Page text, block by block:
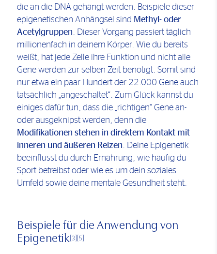
die an die DNA gehängt werden. Beispiele dieser
epigenetischen Anhängsel sind Methyl- oder
Acetylgruppen . Dieser Vorgang passiert täglich
millionenfach in deinem Körper. Wie du bereits
weißt, hat jede Zelle ihre Funktion und nicht alle
Gene werden zur selben Zeit benötigt. Somit sind
nur etwa ein paar Hundert der 22.000 Gene auch
tatsächlich „angeschaltet“. Zum Glück kannst du
einiges dafür tun, dass die „richtigen“ Gene an-
oder ausgeknipst werden, denn die
Modifikationen stehen in direktem Kontakt mit
inneren und äußeren Reizen . Deine Epigenetik
beeinflusst du durch Ernährung, wie häufig du
Sport betreibst oder wie es um dein soziales
Umfeld sowie deine mentale Gesundheit steht.
Beispiele für die Anwendung von
Epigenetik[3][5]